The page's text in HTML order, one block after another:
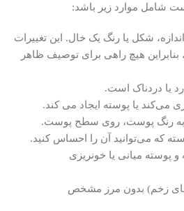
شامل موارد زیر باشد:
شکل یا رنگ یک خال. این تغییرات
بنابراین هیچ راهی برای توصیف ظاهر
یا دردناک است.
می‌کند یا پوسته ایجاد می کند.
به رنگ پوست، روی سطح پوست.
که می‌توانید آن را احساس کنید.
پوسته میانی یا خونریزی
زخم) بدون مرز مشخص